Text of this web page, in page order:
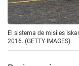
El sistema de misiles
2016. (GETTY IMAGES).